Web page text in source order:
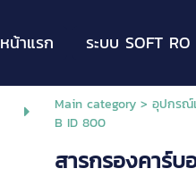
หน้าแรก ระบบ SOFT
Main category> อุปกรณ์
B ID 800
สารกรองคาร์บ